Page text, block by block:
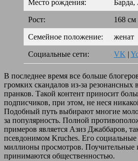
Место рождения: Барда,
Рост: 168 см
Семейное положение: женат
Социальные сети: VK |
В последнее время все больше
громких скандалов из-за резонансных
пранков. Такой контент приносит
подписчиков, при этом, не неся
Подобный путь выбирают многие
за популярность. Полной
примеров является Азиз Джаббаров,
псевдонимом Kruches. Его
миллионы просмотров. Поучительные
принимаются общественностью.